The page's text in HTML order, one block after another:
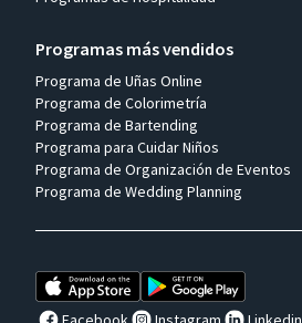
Programas más vendidos
Programa de Uñas Online
Programa de Colorimetría
Programa de Bartending
Programa para Cuidar Niños
Programa de Organización de Eventos
Programa de Wedding Planning